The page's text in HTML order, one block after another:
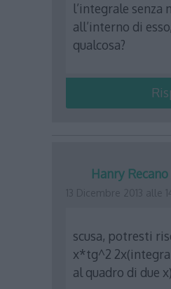
l’integrale
all’interno di
qualcosa?
Hanry Recano
scusa, potresti
x*tg^2
al quadro di due